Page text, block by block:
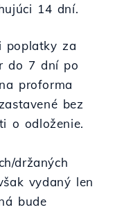
14 dní.
poplatky za
do 7 dní po
proforma
bez
o odloženie.
držaných
vydaný len
bude